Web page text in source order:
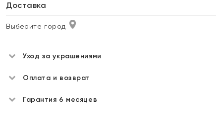
Доставка
Выберите город
Уход за украшениями
Оплата и возврат
Гарантия 6 месяцев